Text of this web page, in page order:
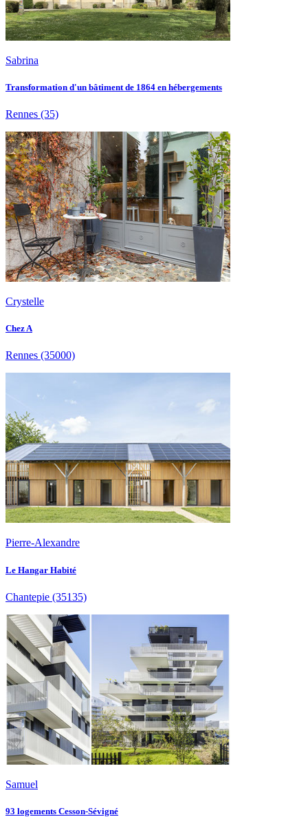
Sabrina
Transformation d'un bâtiment de 1864 en hébergements
Rennes (35)
Crystelle
Chez A
Rennes (35000)
Pierre-Alexandre
Le Hangar Habité
Chantepie (35135)
Samuel
93 logements Cesson-Sévigné